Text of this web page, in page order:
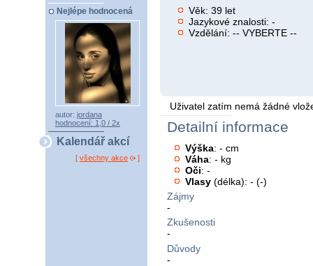
Nejlépe hodnocená
autor: jordana
hodnocení: 1,0 / 2x
Kalendář akcí
[ všechny akce ]
Věk: 39 let
Jazykové znalosti: -
Vzdělání: -- VYBERTE --
Uživatel zatím nemá žádné
Detailní informace
Výška: - cm
Váha: - kg
Oči: -
Vlasy (délka): - (-)
Zájmy
-
Zkušenosti
-
Důvody
-